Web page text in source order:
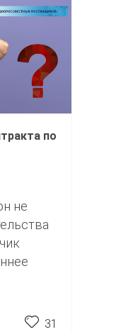
по
не
31